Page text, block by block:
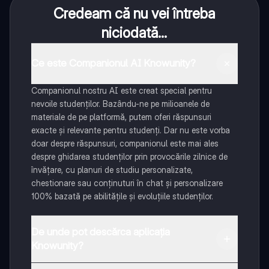
Credeam că nu vei întreba
niciodată...
Companionul nostru AI este creat special pentru
nevoile studenților. Bazându-ne pe milioanele de
materiale de pe platformă, putem oferi răspunsuri
exacte și relevante pentru studenți. Dar nu este vorba
doar despre răspunsuri, companionul este mai ales
despre ghidarea studenților prin provocările zilnice de
învățare, cu planuri de studiu personalizate,
chestionare sau conținuturi în chat și personalizare
100% bazată pe abilitățile și evoluțiile studenților.